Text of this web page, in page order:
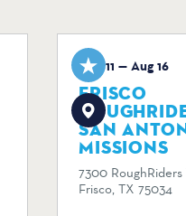
Aug 11 — Aug 16
FRISCO
SAN
MISSIONS
7300 RoughRiders
Frisco, TX 75034